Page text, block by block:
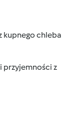
kupnego chleba
przyjemności z